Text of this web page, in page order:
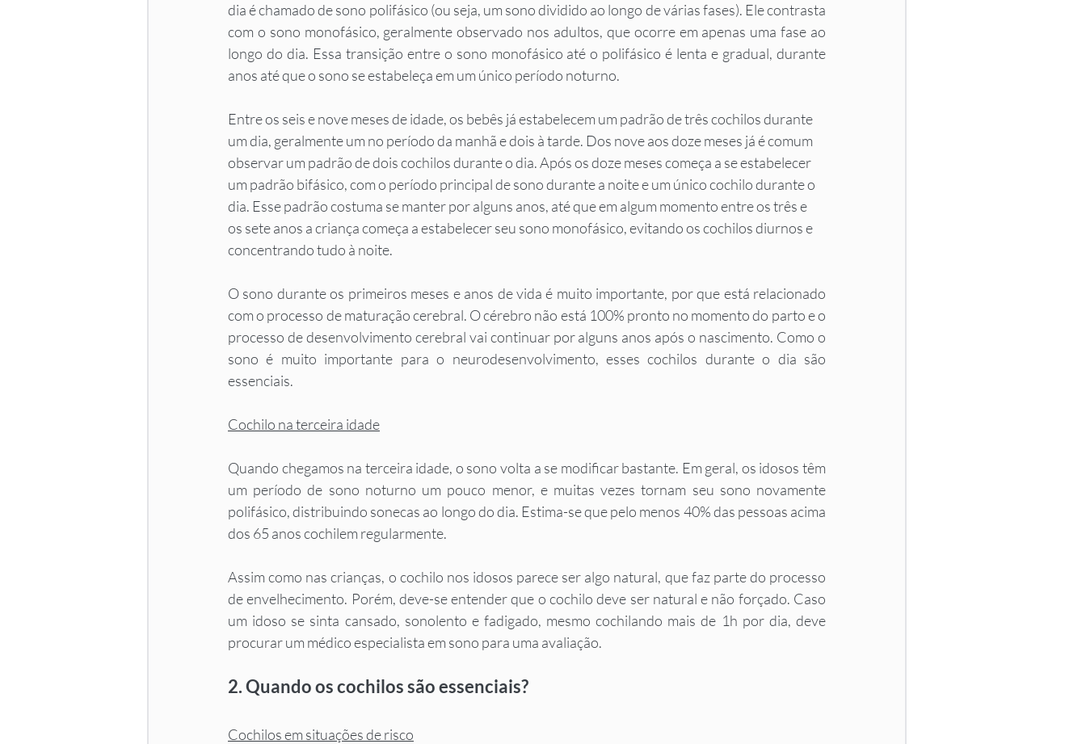
dia é chamado de sono polifásico (ou seja, um sono dividido ao longo de várias fases). Ele contrasta
com o sono monofásico, geralmente observado nos adultos, que ocorre em apenas uma fase ao
longo do dia. Essa transição entre o sono monofásico até o polifásico é lenta e gradual, durante
anos até que o sono se estabeleça em um único período noturno.
Entre os seis e nove meses de idade, os bebês já estabelecem um padrão de três cochilos durante
um dia, geralmente um no período da manhã e dois à tarde. Dos nove aos doze meses já é comum
observar um padrão de dois cochilos durante o dia. Após os doze meses começa a se estabelecer
um padrão bifásico, com o período principal de sono durante a noite e um único cochilo durante o
dia. Esse padrão costuma se manter por alguns anos, até que em algum momento entre os três e
os sete anos a criança começa a estabelecer seu sono monofásico, evitando os cochilos diurnos e
concentrando tudo à noite.
O sono durante os primeiros meses e anos de vida é muito importante, por que está relacionado
com o processo de maturação cerebral. O cérebro não está 100% pronto no momento do parto e o
processo de desenvolvimento cerebral vai continuar por alguns anos após o nascimento. Como o
sono é muito importante para o neurodesenvolvimento, esses cochilos durante o dia são
essenciais.
Cochilo na terceira idade
Quando chegamos na terceira idade, o sono volta a se modificar bastante. Em geral, os idosos têm
um período de sono noturno um pouco menor, e muitas vezes tornam seu sono novamente
polifásico, distribuindo sonecas ao longo do dia. Estima-se que pelo menos 40% das pessoas acima
dos 65 anos cochilem regularmente.
Assim como nas crianças, o cochilo nos idosos parece ser algo natural, que faz parte do processo
de envelhecimento. Porém, deve-se entender que o cochilo deve ser natural e não forçado. Caso
um idoso se sinta cansado, sonolento e fadigado, mesmo cochilando mais de 1h por dia, deve
procurar um médico especialista em sono para uma avaliação.
2. Quando os cochilos são essenciais?
Cochilos em situações de risco